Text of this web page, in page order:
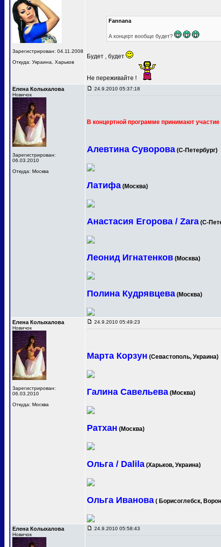
Зарегистрирован: 04.11.2008
Откуда: Украина, Харьков
Fannana
А концерт вообще будет?
Будет , будет
Не переживайте !
Елена Колыхалова
Новичок
Зарегистрирован:
06.03.2010
Откуда: Москва
24.9.2010 05:37:18
В концертной программе принимают участие
Алевтина Суворова (С-Петербург)
Латифа (Москва)
Анастасия Егорова / Zara (С-
Леонид Игнатенков (Москва)
Полина Кудрявцева (Москва)
Елена Колыхалова
Новичок
Зарегистрирован:
06.03.2010
Откуда: Москва
24.9.2010 05:49:23
Марта Корзун (Севастополь, Украина)
Галина Савельева (Москва)
Ратхан (Москва)
Ольга / Dalila (Харьков, Украина)
Ольга Иванова ( Борисоглебск,
Елена Колыхалова
Новичок
24.9.2010 05:58:43